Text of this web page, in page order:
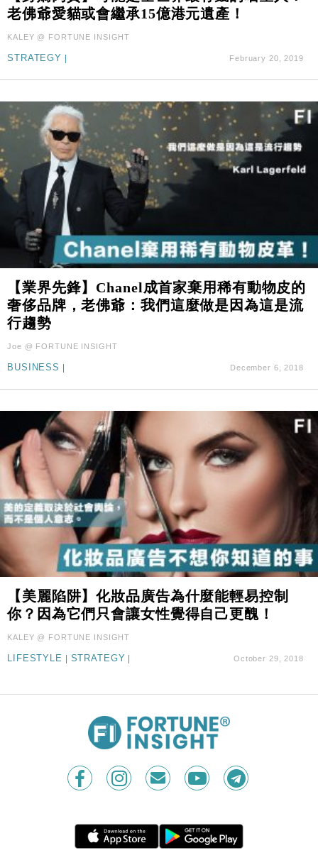
老佛爺愛貓或會繼承15億港元遺產！
KALEY @ FORTUNE INSIGHT
STRATEGY February 20, 2019
【業界先鋒】Chanel成首家棄用稀有動物皮的
奢侈品牌，老佛爺：我們這麼做是因為這是流
行趨勢
Joe @ FORTUNE INSIGHT
BUSINESS | December 6, 2018
【美麗陷阱】化妝品廣告為什麼能輕易控制
你？因為它們只會讓女性覺得自己更醜！
KALEY @ FORTUNE INSIGHT
LIFESTYLE | STRATEGY | October 29, 2018